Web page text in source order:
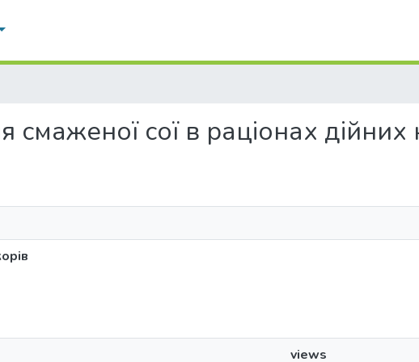
сої в раціонах дійних
views